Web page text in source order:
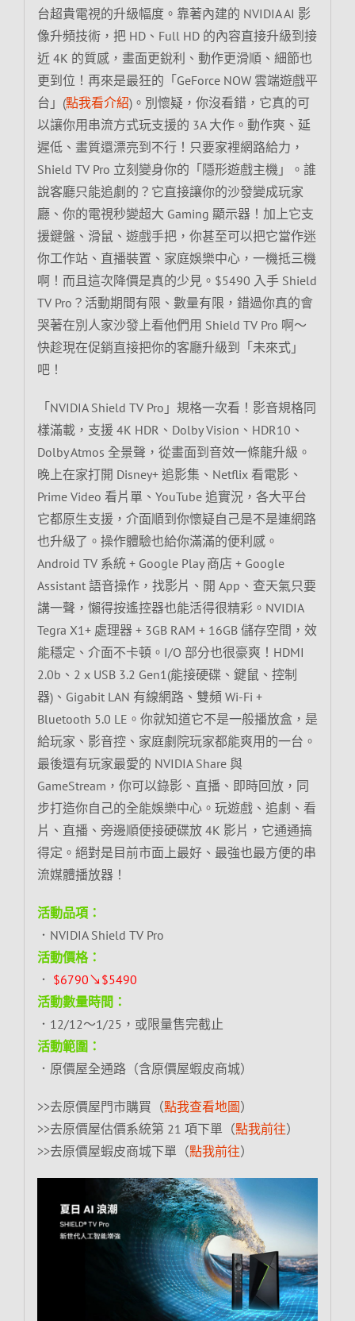
台超貴電視的升級幅度。靠著內建的 NVIDIA AI 影
像升頻技術，把 HD、Full HD 的內容直接升級到接
近 4K 的質感，畫面更銳利、動作更滑順、細節也
更到位！再來是最狂的「GeForce NOW 雲端遊戲平
台」(點我看介紹)。別懷疑，你沒看錯，它真的可
以讓你用串流方式玩支援的 3A 大作。動作爽、延
遲低、畫質還漂亮到不行！只要家裡網路給力，
Shield TV Pro 立刻變身你的「隱形遊戲主機」。誰
說客廳只能追劇的？它直接讓你的沙發變成玩家
廳、你的電視秒變超大 Gaming 顯示器！加上它支
援鍵盤、滑鼠、遊戲手把，你甚至可以把它當作迷
你工作站、直播裝置、家庭娛樂中心，一機抵三機
啊！而且這次降價是真的少見。$5490 入手 Shield
TV Pro？活動期間有限、數量有限，錯過你真的會
哭著在別人家沙發上看他們用 Shield TV Pro 啊～
快趁現在促銷直接把你的客廳升級到「未來式」
吧！
「NVIDIA Shield TV Pro」規格一次看！影音規格同
樣滿載，支援 4K HDR、Dolby Vision、HDR10、
Dolby Atmos 全景聲，從畫面到音效一條龍升級。
晚上在家打開 Disney+ 追影集、Netflix 看電影、
Prime Video 看片單、YouTube 追實況，各大平台
它都原生支援，介面順到你懷疑自己是不是連網路
也升級了。操作體驗也給你滿滿的便利感。
Android TV 系統 + Google Play 商店 + Google
Assistant 語音操作，找影片、開 App、查天氣只要
講一聲，懶得按遙控器也能活得很精彩。NVIDIA
Tegra X1+ 處理器 + 3GB RAM + 16GB 儲存空間，效
能穩定、介面不卡頓。I/O 部分也很豪爽！HDMI
2.0b、2 x USB 3.2 Gen1(能接硬碟、鍵鼠、控制
器)、Gigabit LAN 有線網路、雙頻 Wi-Fi +
Bluetooth 5.0 LE。你就知道它不是一般播放盒，是
給玩家、影音控、家庭劇院玩家都能爽用的一台。
最後還有玩家最愛的 NVIDIA Share 與
GameStream，你可以錄影、直播、即時回放，同
步打造你自己的全能娛樂中心。玩遊戲、追劇、看
片、直播、旁邊順便接硬碟放 4K 影片，它通通搞
得定。絕對是目前市面上最好、最強也最方便的串
流媒體播放器！
活動品項：
．NVIDIA Shield TV Pro
活動價格：
． $6790↘$5490
活動數量時間：
．12/12～1/25，或限量售完截止
活動範圍：
．原價屋全通路（含原價屋蝦皮商城）
>>去原價屋門市購買（點我查看地圖）
>>去原價屋估價系統第 21 項下單（點我前往）
>>去原價屋蝦皮商城下單（點我前往）